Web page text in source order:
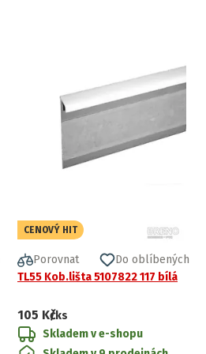
CENOVÝ HIT
Porovnat
Do oblíbených
TL55 Kob.lišta 5107822 117 bílá
105 Kč/ks
Skladem v e-shopu